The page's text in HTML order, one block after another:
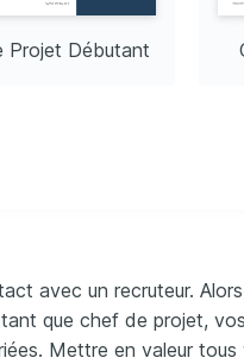
Projet Débutant
avec un recruteur.
que chef de projet,
Mettre en valeur tous